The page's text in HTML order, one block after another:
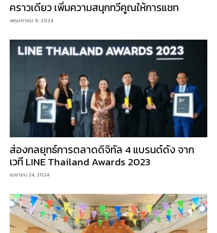
คราวเดียว เพิ่มความสนุกทวีคูณให้การแชท
พฤษภาคม 9, 2024
ส่องกลยุทธ์การตลาดดิจิทัล 4 แบรนด์ดัง จาก
เวที LINE Thailand Awards 2023
เมษายน 24, 2024